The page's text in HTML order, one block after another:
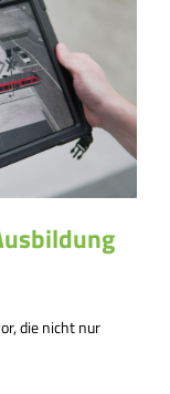
die nicht nur